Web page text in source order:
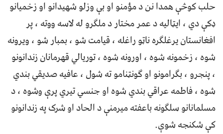
حلب کوڅې همدا نن د مؤمنو او بې وزلو شهیدانو او زخمیانو
ډکې دي ، ایټالیه د عمر مختار د ملګرو له لاسه ووته ، پر
افغانستان یرغلګره ناټو راغله ، قیامت شو ، بمبار شو ، ویرونه
شوه ، زخمونه شوه ، اورونه شوه ، توریالي قهرمانان زندانونو
، پنجرو ، بګرامونو او ګونټنامو ته شول ، عافیه صدیقي بندي
شوه ، فاطمه عراقي بندي شوه او جنسي تیري پرې وشوه ، د
مسلمانانو سلګونه باعفته میرمنې د الحاد او شرک په زندانونو
کې شکنجه شوې.